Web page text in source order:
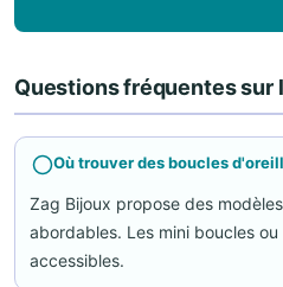
Questions fréquentes sur
Où trouver des boucles
Zag Bijoux propose des
abordables. Les mini boucles
accessibles.